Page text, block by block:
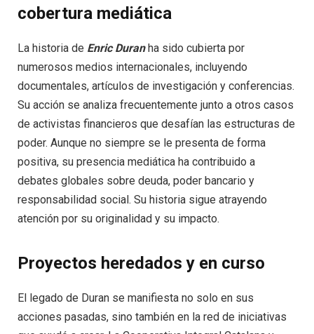
cobertura mediática
La historia de Enric Duranha sido cubierta por
numerosos medios internacionales, incluyendo
documentales, artículos de investigación y conferencias.
Su acción se analiza frecuentemente junto a otros casos
de activistas financieros que desafían las estructuras de
poder. Aunque no siempre se le presenta de forma
positiva, su presencia mediática ha contribuido a
debates globales sobre deuda, poder bancario y
responsabilidad social. Su historia sigue atrayendo
atención por su originalidad y su impacto.
Proyectos heredados y en curso
El legado de Duran se manifiesta no solo en sus
acciones pasadas, sino también en la red de iniciativas